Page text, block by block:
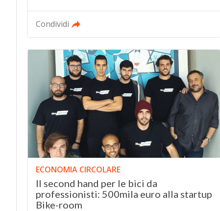
Condividi
ECONOMIA CIRCOLARE
Il second hand per le bici da
professionisti: 500mila euro alla startup
Bike-room